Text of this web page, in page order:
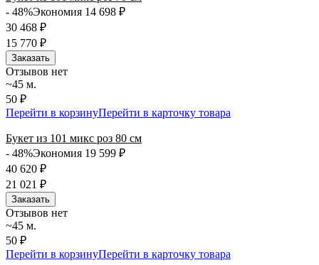
- 48%Экономия 14 698 ₽
30 468 ₽
15 770 ₽
Заказать
Отзывов нет
~45 м.
50 ₽
Перейти в корзинуПерейти в карточку товара
Букет из 101 микс роз 80 см
- 48%Экономия 19 599 ₽
40 620 ₽
21 021 ₽
Заказать
Отзывов нет
~45 м.
50 ₽
Перейти в корзинуПерейти в карточку товара